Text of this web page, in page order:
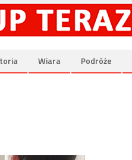
Wiara Podróże